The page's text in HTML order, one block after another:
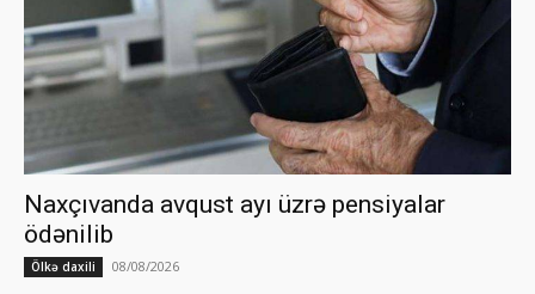
Naxçıvanda avqust ayı üzrə pensiyalar
ödənilib
Ölkə daxili 08/08/2026